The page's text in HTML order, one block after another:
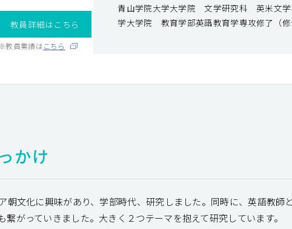
教員詳細はこちら
教員業績はこちら
青山学院大学大学院 文学研究科 英米文
学大学院 教育学部英語教育学専攻修了（修
かけ
朝文化に興味があり、学部時代、研究しました。同時に、英語教
繋がっていきました。大きく２つテーマを抱えて研究しています。